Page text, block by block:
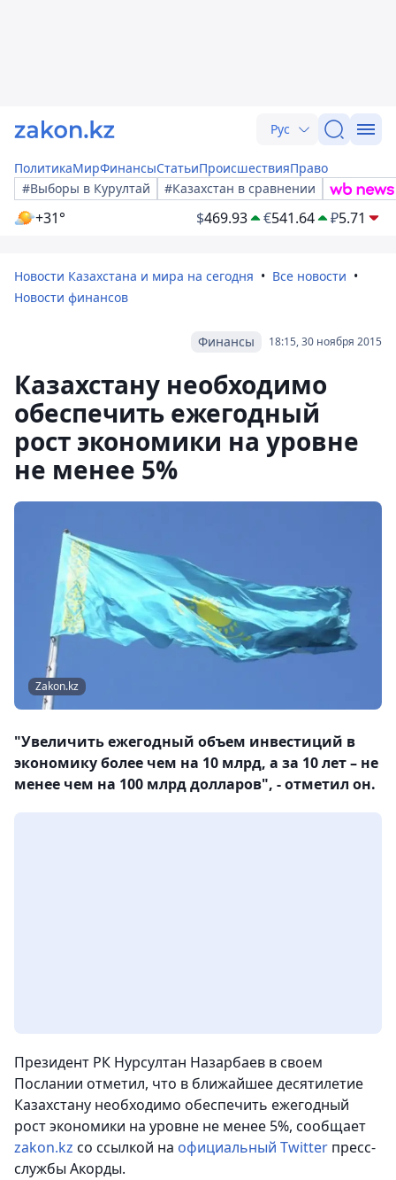
Рус
ПолитикаМирФинансыСтатьиПроисшествияПраво
#Выборы в Курултай
#Казахстан в сравнении
+31° $469.93 €541.64 ₽5.71
Новости Казахстана и мира на сегодня
Все новости
Новости финансов
18:15, 30 ноября 2015
Финансы
Казахстану необходимо
обеспечить ежегодный
рост экономики на уровне
не менее 5%
Zakon.kz
"Увеличить ежегодный объем инвестиций в
экономику более чем на 10 млрд, а за 10 лет – не
менее чем на 100 млрд долларов", - отметил он.
Президент РК Нурсултан Назарбаев в своем
Послании отметил, что в ближайшее десятилетие
Казахстану необходимо обеспечить ежегодный
рост экономики на уровне не менее 5%, сообщает
zakon.kz со ссылкой на официальный Twitter пресс-
службы Акорды.